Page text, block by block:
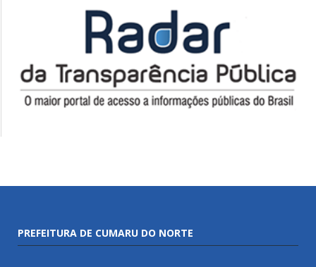
PREFEITURA DE CUMARU DO NORTE